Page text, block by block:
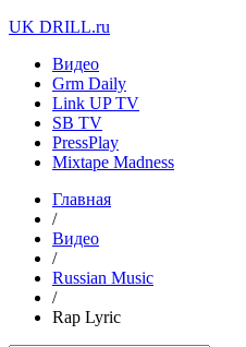
UK DRILL.ru
Видео
Grm Daily
Link UP TV
SB TV
PressPlay
Mixtape Madness
Главная
/
Видео
/
Russian Music
/
Rap Lyric